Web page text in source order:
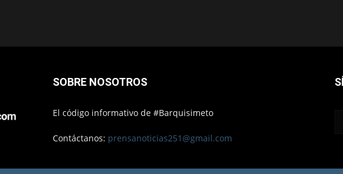
SOBRE NOSOTROS
El código informativo de #Barquisimeto
Contáctanos: prensanoticias251@gmail.com